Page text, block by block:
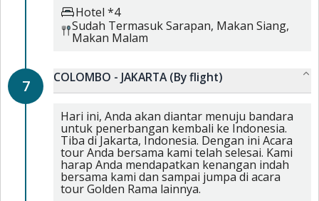
Hotel *4
Sudah TermasukSarapan, Makan Siang,
Makan Malam
7 COLOMBO - JAKARTA (By flight)
Hari ini, Anda akan diantar menuju bandara
untuk penerbangan kembali ke Indonesia.
Tiba di Jakarta, Indonesia. Dengan ini Acara
tour Anda bersama kami telah selesai. Kami
harap Anda mendapatkan kenangan indah
bersama kami dan sampai jumpa di acara
tour Golden Rama lainnya.